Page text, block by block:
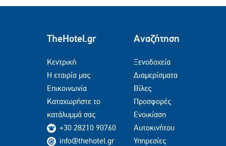
TheHotel.gr
Κεντρική
Η εταιρία μας
Επικοινωνία
Καταχωρήστε το
κατάλυμμά σας
+30 28210 90760
info@thehotel.gr
Αναζήτηση
Ξενοδοχεία
Διαμερίσματα
Βίλες
Προσφορές
Ενοικίαση
Αυτοκινήτου
Υπηρεσίες